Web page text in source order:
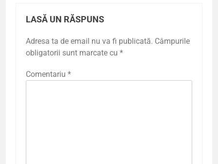
LASĂ UN RĂSPUNS
Adresa ta de email nu va fi publicată. Câmpurile
obligatorii sunt marcate cu *
Comentariu *